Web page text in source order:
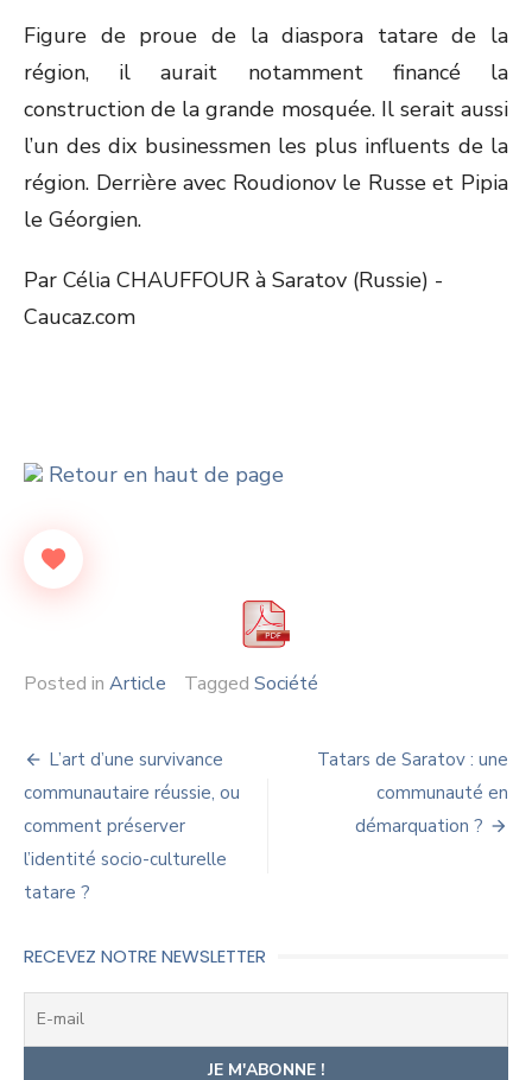
Figure de proue de la diaspora tatare de la
région, il aurait notamment financé la
construction de la grande mosquée. Il serait aussi
l’un des dix businessmen les plus influents de la
région. Derrière avec Roudionov le Russe et Pipia
le Géorgien.
Par Célia CHAUFFOUR à Saratov (Russie) -
Caucaz.com
Retour en haut de page
Posted in Article Tagged Société
Navigation
de
l’article
L’art d’une survivance
communautaire réussie, ou
comment préserver
l’identité socio-culturelle
tatare ?
Tatars de Saratov : une
communauté en
démarquation ?
RECEVEZ NOTRE NEWSLETTER